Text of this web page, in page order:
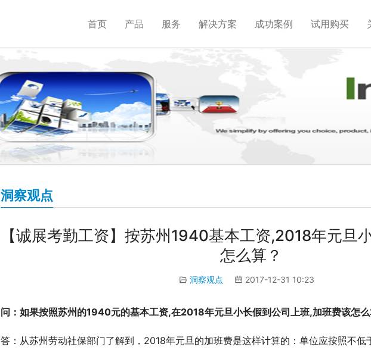
首页 产品 服务 解决方案 成功案例 试用购买
洞察观点
【诚展考勤工资】按苏州1940基本工资,2018年元旦
怎么算？
洞察观点 2017-12-31 10:23
问：如果按照苏州的1940元的基本工资,在2018年元旦小长假到公司上班,加班费该怎么
答：从苏州劳动社保部门了解到，2018年元旦的加班费是这样计算的：单位应按照不低